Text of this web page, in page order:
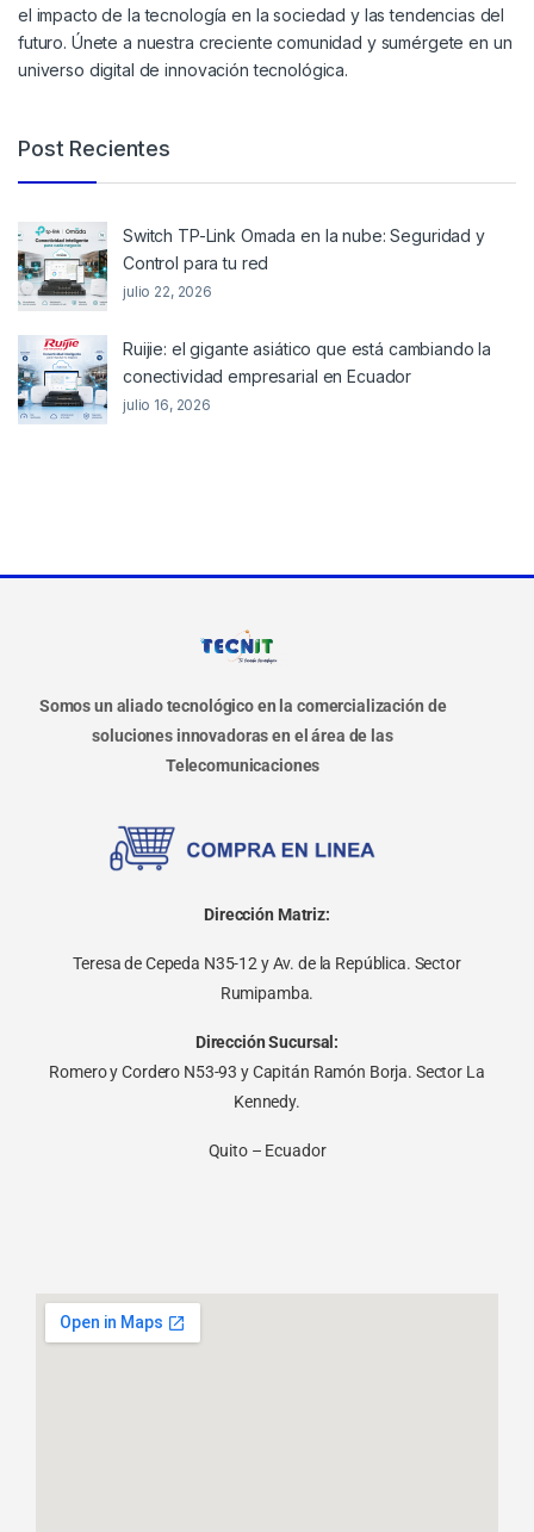
el impacto de la tecnología en la sociedad y las tendencias del
futuro. Únete a nuestra creciente comunidad y sumérgete en un
universo digital de innovación tecnológica.
Post Recientes
Switch TP-Link Omada en la nube: Seguridad y
Control para tu red
julio 22, 2026
Ruijie: el gigante asiático que está cambiando la
conectividad empresarial en Ecuador
julio 16, 2026
Somos un aliado tecnológico en la comercialización de
soluciones innovadoras en el área de las
Telecomunicaciones
Dirección Matriz:
Teresa de Cepeda N35-12 y Av. de la República. Sector
Rumipamba.
Dirección Sucursal:
Romero y Cordero N53-93 y Capitán Ramón Borja. Sector La
Kennedy.
Quito – Ecuador